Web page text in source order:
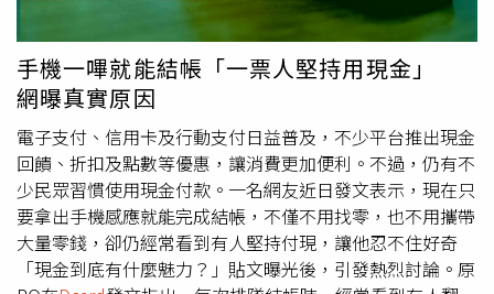
相關開銷降低、暫停勞退自提，甚至將認股資產適度運用，
每月可調度資金立刻增加不少，買房其實完全有機會」。不
過，也有另一派網友認為，在雙北等高房價地區，即使月薪
7萬元，仍難以稱得上寬裕。「70K在北部確實也不算富
裕」、「我也是30歲、月薪約7萬元，房價太高，已經打算
躺平，也不想買車了」、「現在7萬元只能搭大眾運輸，約
會再租車比較實際」，認為真正造成購屋困難的，仍是房價
與生活成本持續攀升，而非原PO的薪資水準。整起討論也
引發不少人重新思考「月光族」的定義。有網友認為，只要
每月仍持續投資、提撥退休金或累積資產，即使手上現金不
穩、完全依賴業績與獎金，甚至沒有成交就沒有收入，因此
從未將房仲列入考慮。不過，當他看到有房仲業者開出新人
第一年月薪可達6萬元的條件後，決定抱著嘗試的心態前往
面試。面試過程中，主管得知他最擔心的是學不到東西，便
對他說：「第一份工作最重要的，不是你現在會多少，而是
公司有沒有能力把你帶起來。」主管也進一步介紹，公司提
供完整的新人體系，包括教育訓練、師徒制度等，希望協助
沒有經驗的新鮮人快速累積實力。這番話讓原PO回家後一
路思考，開始認為，第一份工作真正重要的，也許不是眼前
能領多少薪水，而是有沒有人願意教、是否能培養未來創造
手機一嗶就能結帳「一票人堅持用現金」
網曝真實原因
電子支付、信用卡及行動支付日益普及，不少平台推出現金
回饋、折扣及點數等優惠，讓消費更加便利。不過，仍有不
少民眾習慣使用現金付款。一名網友近日發文表示，現在只
要拿出手機感應就能完成結帳，不僅不用找零，也不用攜帶
大量零錢，卻仍經常看到有人堅持付現，讓他忍不住好奇
「現金到底有什麼魅力？」貼文曝光後，引發熱烈討論。原